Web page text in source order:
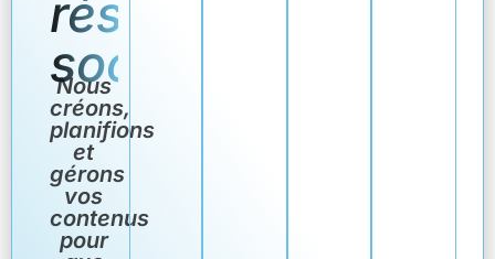
réseaux
sociaux
Nous
créons,
planifions
et
gérons
vos
contenus
pour